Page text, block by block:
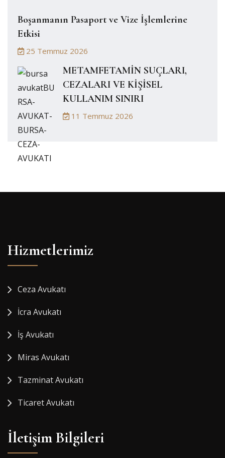
Boşanmanın Pasaport ve Vize İşlemlerine
Etkisi
25 Temmuz 2026
METAMFETAMİN SUÇLARI,
CEZALARI VE KİŞİSEL
KULLANIM SINIRI
11 Temmuz 2026
Hizmetlerimiz
Ceza Avukatı
İcra Avukatı
İş Avukatı
Miras Avukatı
Tazminat Avukatı
Ticaret Avukatı
İletişim Bilgileri